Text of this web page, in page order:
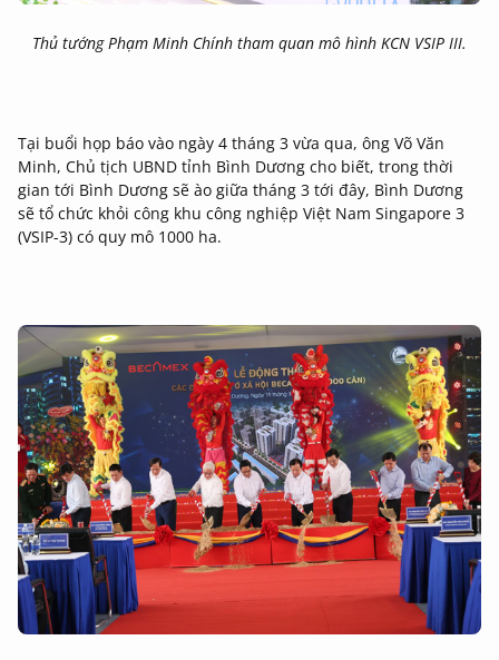
Thủ tướng Phạm Minh Chính tham quan mô hình KCN VSIP III.
Tại buổi họp báo vào ngày 4 tháng 3 vừa qua, ông Võ Văn
Minh, Chủ tịch UBND tỉnh Bình Dương cho biết, trong thời
gian tới Bình Dương sẽ ào giữa tháng 3 tới đây, Bình Dương
sẽ tổ chức khỏi công khu công nghiệp Việt Nam Singapore 3
(VSIP-3) có quy mô 1000 ha.